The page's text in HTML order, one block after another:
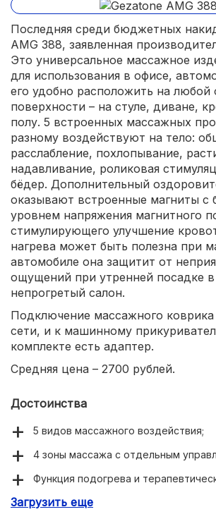
Последняя среди бюджетных
AMG 388, заявленная
Это универсальное массажное
для использования в офисе,
его удобно расположить на любой
поверхности – на стуле, диване,
полу. 5 встроенных массажных
разному воздействуют на тело:
расслабление, похлопывание,
надавливание, роликовая
бёдер. Дополнительный
оказывают встроенные магниты с
уровнем напряжения магнитного
стимулирующего улучшение
нагрева может быть полезна при
автомобиле она защитит от
ощущений при утренней посадке
непрогретый салон.
Подключение массажного
сети, и к машинному
комплекте есть адаптер.
Средняя цена – 2700 рублей.
Достоинства
5 видов массажного воздействия;
4 зоны массажа с отдельным
Функция подогрева и
Таймер на 15 минут;
Загрузить еще